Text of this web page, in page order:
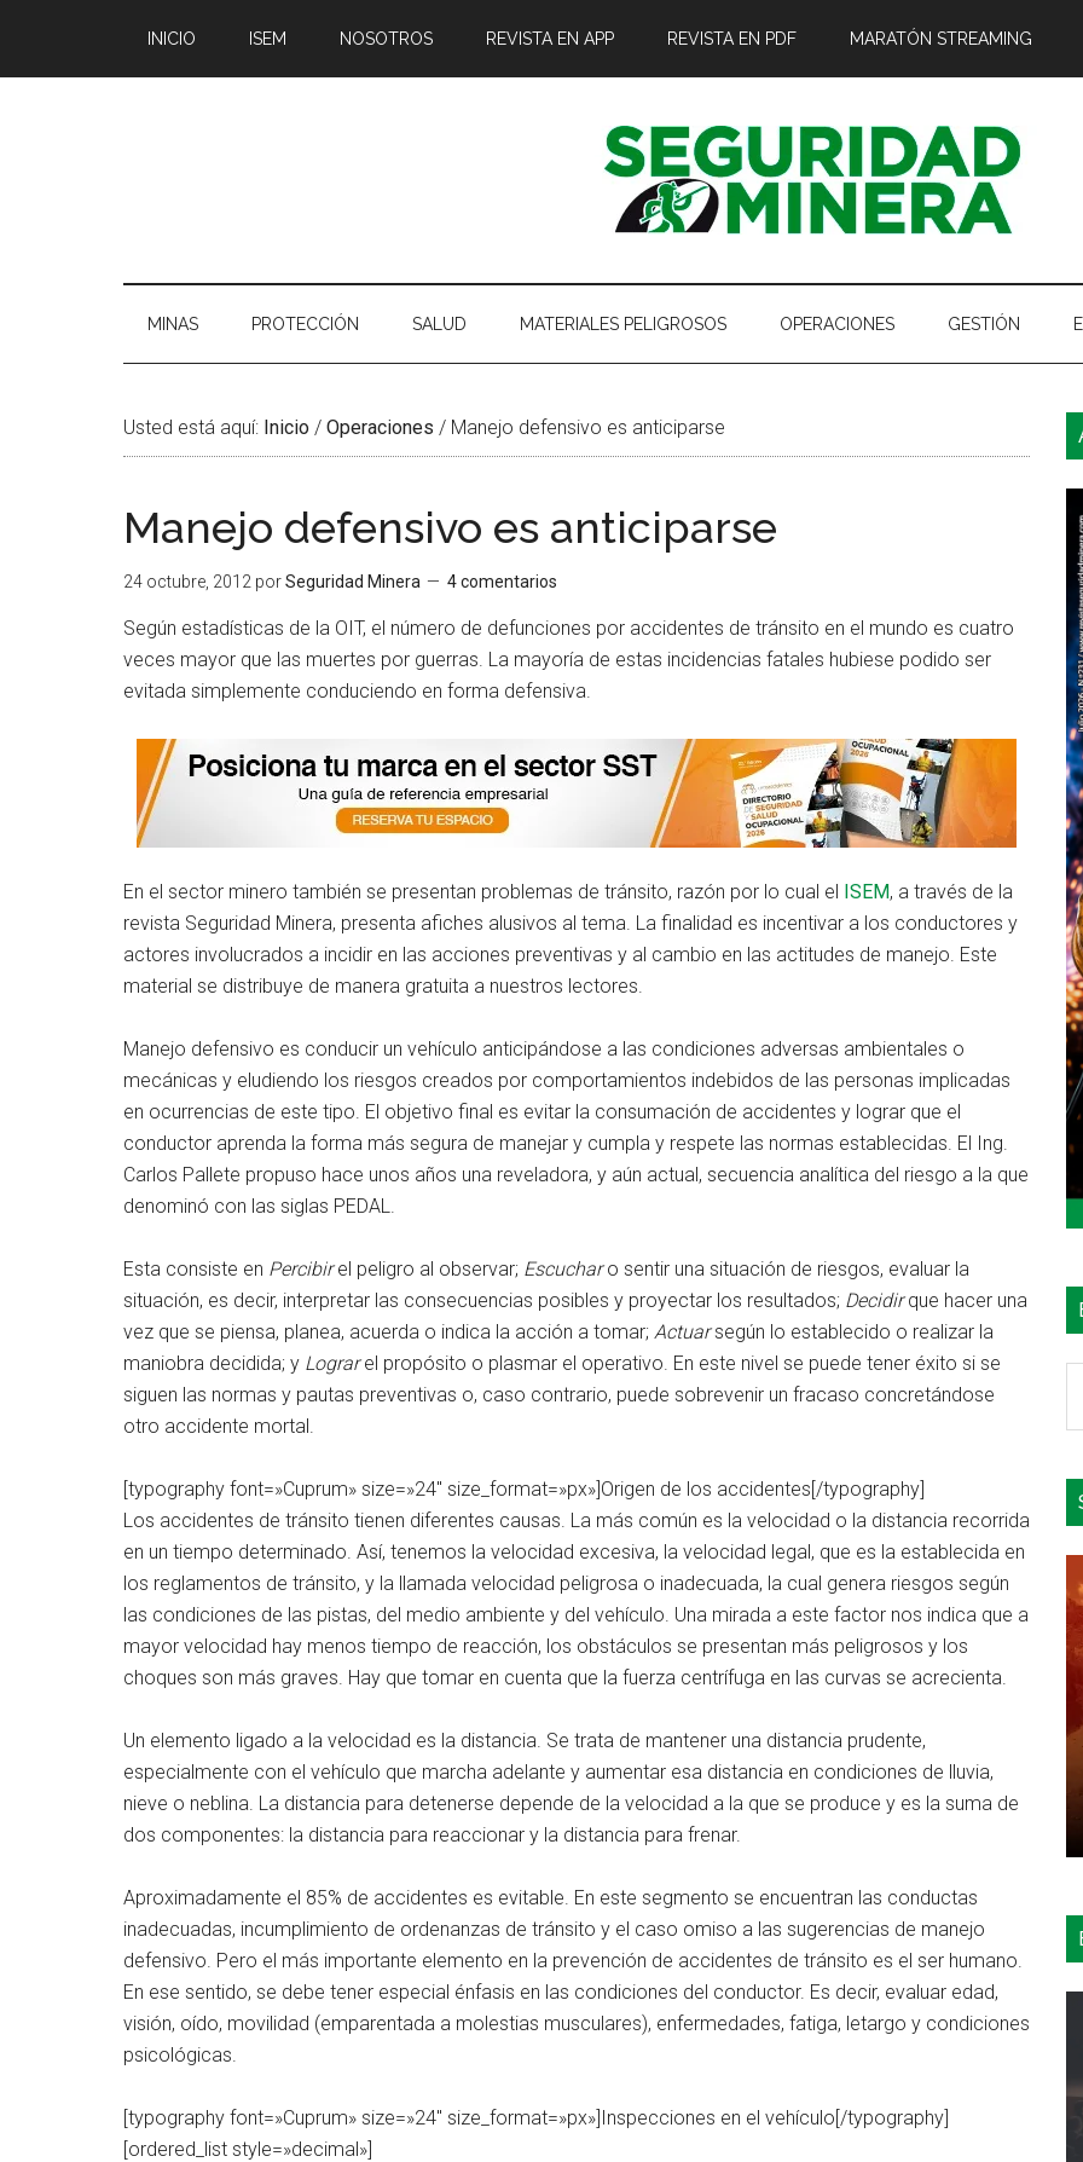
contenido
secondary
la
pie
INICIO ISEM NOSOTROS REVISTA EN APP REVISTA EN PDF MARATÓN STREAMING
MINAS PROTECCIÓN SALUD MATERIALES PELIGROSOS OPERACIONES GESTIÓN
Usted está aquí: Inicio / Operaciones / Manejo defensivo es anticiparse
Manejo defensivo es anticiparse
24 octubre, 2012 porSeguridad Minera 4 comentarios
Según estadísticas de la OIT, el número de defunciones por accidentes de tránsito en el mundo es cuatro
veces mayor que las muertes por guerras. La mayoría de estas incidencias fatales hubiese podido ser
evitada simplemente conduciendo en forma defensiva.
En el sector minero también se presentan problemas de tránsito, razón por lo cual el ISEM, a través de la
revista Seguridad Minera, presenta afiches alusivos al tema. La finalidad es incentivar a los conductores y
actores involucrados a incidir en las acciones preventivas y al cambio en las actitudes de manejo. Este
material se distribuye de manera gratuita a nuestros lectores.
Manejo defensivo es conducir un vehículo anticipándose a las condiciones adversas ambientales o
mecánicas y eludiendo los riesgos creados por comportamientos indebidos de las personas implicadas
en ocurrencias de este tipo. El objetivo final es evitar la consumación de accidentes y lograr que el
conductor aprenda la forma más segura de manejar y cumpla y respete las normas establecidas. El Ing.
Carlos Pallete propuso hace unos años una reveladora, y aún actual, secuencia analítica del riesgo a la que
denominó con las siglas PEDAL.
Esta consiste en Percibirel peligro al observar; Escucharo sentir una situación de riesgos, evaluar la
situación, es decir, interpretar las consecuencias posibles y proyectar los resultados; Decidirque hacer una
vez que se piensa, planea, acuerda o indica la acción a tomar; Actuarsegún lo establecido o realizar la
maniobra decidida; y Lograrel propósito o plasmar el operativo. En este nivel se puede tener éxito si se
siguen las normas y pautas preventivas o, caso contrario, puede sobrevenir un fracaso concretándose
otro accidente mortal.
[typography font=»Cuprum» size=»24″ size_format=»px»]Origen de los accidentes[/typography]
Los accidentes de tránsito tienen diferentes causas. La más común es la velocidad o la distancia recorrida
en un tiempo determinado. Así, tenemos la velocidad excesiva, la velocidad legal, que es la establecida en
los reglamentos de tránsito, y la llamada velocidad peligrosa o inadecuada, la cual genera riesgos según
las condiciones de las pistas, del medio ambiente y del vehículo. Una mirada a este factor nos indica que a
mayor velocidad hay menos tiempo de reacción, los obstáculos se presentan más peligrosos y los
choques son más graves. Hay que tomar en cuenta que la fuerza centrífuga en las curvas se acrecienta.
Un elemento ligado a la velocidad es la distancia. Se trata de mantener una distancia prudente,
especialmente con el vehículo que marcha adelante y aumentar esa distancia en condiciones de lluvia,
nieve o neblina. La distancia para detenerse depende de la velocidad a la que se produce y es la suma de
dos componentes: la distancia para reaccionar y la distancia para frenar.
Aproximadamente el 85% de accidentes es evitable. En este segmento se encuentran las conductas
inadecuadas, incumplimiento de ordenanzas de tránsito y el caso omiso a las sugerencias de manejo
defensivo. Pero el más importante elemento en la prevención de accidentes de tránsito es el ser humano.
En ese sentido, se debe tener especial énfasis en las condiciones del conductor. Es decir, evaluar edad,
visión, oído, movilidad (emparentada a molestias musculares), enfermedades, fatiga, letargo y condiciones
psicológicas.
[typography font=»Cuprum» size=»24″ size_format=»px»]Inspecciones en el vehículo[/typography]
[ordered_list style=»decimal»]